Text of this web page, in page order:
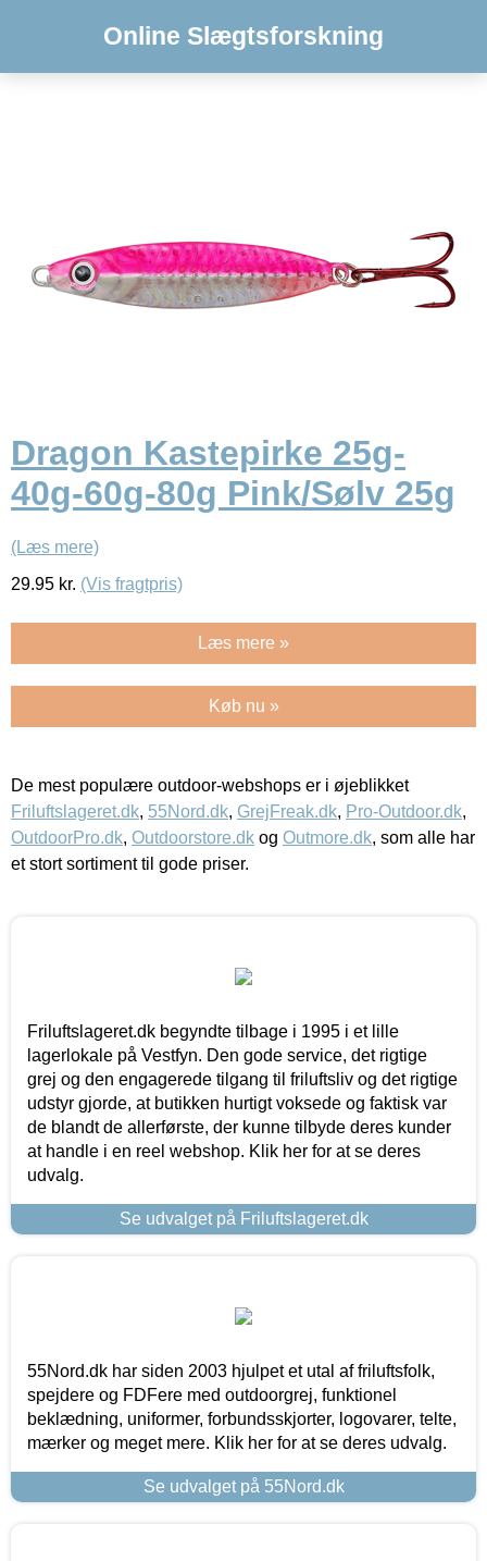
Online Slægtsforskning
Dragon Kastepirke 25g-
40g-60g-80g Pink/Sølv 25g
(Læs mere)
29.95 kr. (Vis fragtpris)
Læs mere »
Køb nu »
De mest populære outdoor-webshops er i øjeblikket
Friluftslageret.dk, 55Nord.dk, GrejFreak.dk, Pro-Outdoor.dk,
OutdoorPro.dk, Outdoorstore.dk og Outmore.dk, som alle har
et stort sortiment til gode priser.
Friluftslageret.dk begyndte tilbage i 1995 i et lille
lagerlokale på Vestfyn. Den gode service, det rigtige
grej og den engagerede tilgang til friluftsliv og det rigtige
udstyr gjorde, at butikken hurtigt voksede og faktisk var
de blandt de allerførste, der kunne tilbyde deres kunder
at handle i en reel webshop. Klik her for at se deres
udvalg.
Se udvalget på Friluftslageret.dk
55Nord.dk har siden 2003 hjulpet et utal af friluftsfolk,
spejdere og FDFere med outdoorgrej, funktionel
beklædning, uniformer, forbundsskjorter, logovarer, telte,
mærker og meget mere. Klik her for at se deres udvalg.
Se udvalget på 55Nord.dk